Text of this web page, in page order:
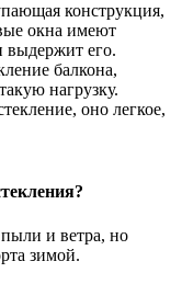
конструкция,
окна имеют
выдержит его.
балкона,
нагрузку.
оно легкое,
и ветра, но
зимой.